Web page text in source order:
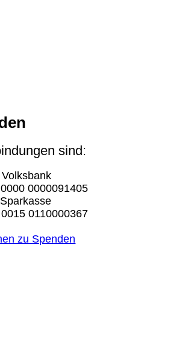
sind:
0000091405
0110000367
zu Spenden